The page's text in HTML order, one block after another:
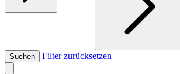
Suchen Filter zurücksetzen